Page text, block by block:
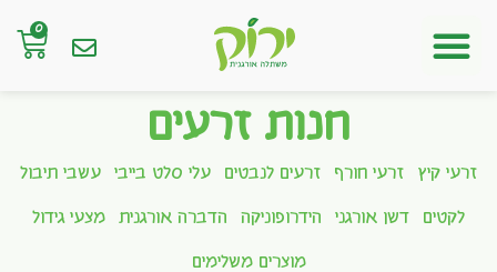
0
חנות זרעים
זרעי קיץ זרעי חורף זרעים לנבטים עלי סלט בייבי עשבי תיבול
לקטים דשן אורגני הידרופוניקה הדברה אורגנית מצעי גידול
מוצרים משלימים